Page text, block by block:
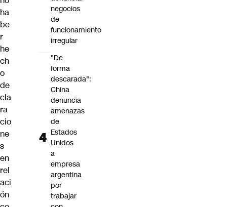
ha
be
r
he
ch
o
de
cla
ra
cio
ne
s
en
rel
aci
ón
negocios
de
funcionamiento
irregular
"De
forma
descarada":
China
denuncia
amenazas
de
Estados
Unidos
a
empresa
argentina
por
trabajar